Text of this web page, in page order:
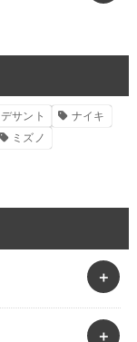
デサント
ナイキ
ミズノ